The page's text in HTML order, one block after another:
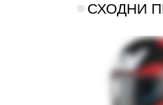
СХОДНИ